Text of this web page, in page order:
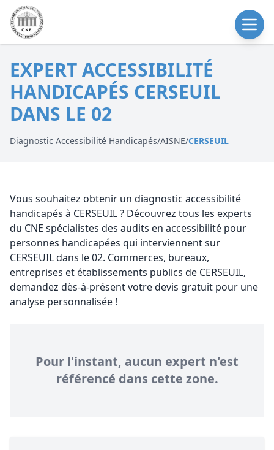
EXPERT ACCESSIBILITÉ
HANDICAPÉS CERSEUIL
DANS LE 02
Diagnostic Accessibilité Handicapés/AISNE/CERSEUIL
Vous souhaitez obtenir un diagnostic accessibilité
handicapés à CERSEUIL ? Découvrez tous les experts
du CNE spécialistes des audits en accessibilité pour
personnes handicapées qui interviennent sur
CERSEUIL dans le 02. Commerces, bureaux,
entreprises et établissements publics de CERSEUIL,
demandez dès-à-présent votre devis gratuit pour une
analyse personnalisée !
Pour l'instant, aucun expert n'est
référencé dans cette zone.